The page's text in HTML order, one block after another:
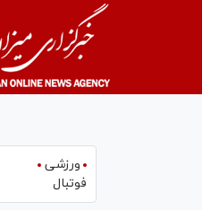
ورزشی
فوتبال